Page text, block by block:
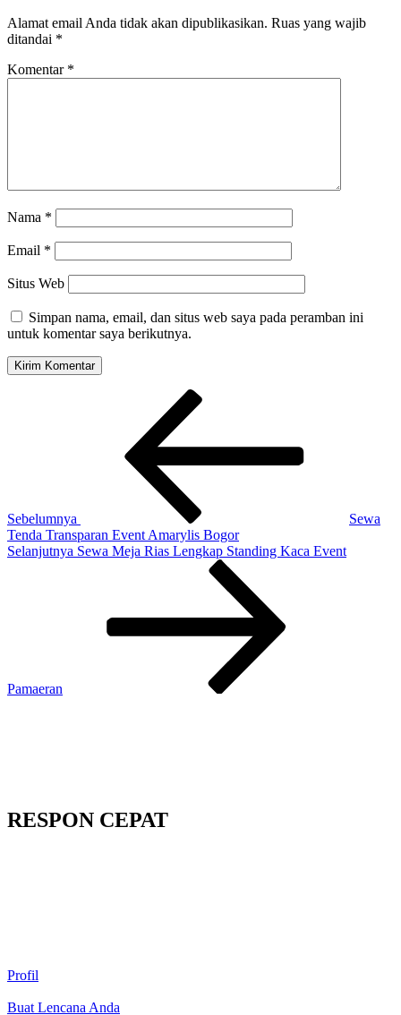
Alamat email Anda tidak akan dipublikasikan. Ruas yang wajib
ditandai *
Komentar *
Nama *
Email *
Situs Web
Simpan nama, email, dan situs web saya pada peramban ini
untuk komentar saya berikutnya.
Sebelumnya
Sewa
Tenda Transparan Event Amarylis Bogor
Pos
Selanjutnya Sewa Meja Rias Lengkap Standing Kaca Event
Pamaeran
RESPON CEPAT
Profil
Buat Lencana Anda